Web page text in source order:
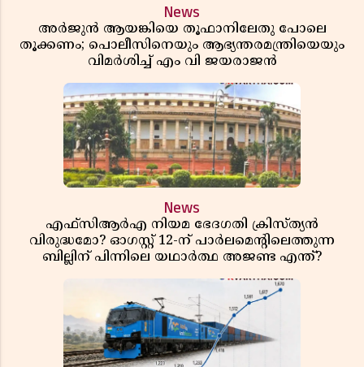
News
അർജുൻ ആയങ്കിയെ തൂഫാനിലേതു പോലെ
തൂക്കണം; പൊലീസിനെയും ആഭ്യന്തരമന്ത്രിയെയും
വിമർശിച്ച് എം വി ജയരാജൻ
News
എഫ്സിആർഎ നിയമ ഭേദഗതി ക്രിസ്ത്യൻ
വിരുദ്ധമോ? ഓഗസ്റ്റ് 12-ന് പാർലമെന്റിലെത്തുന്ന
ബില്ലിന് പിന്നിലെ യഥാർത്ഥ അജണ്ട എന്ത്?